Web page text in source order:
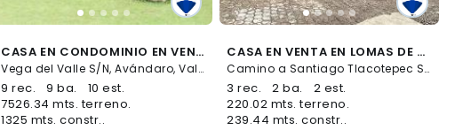
CASA EN CONDOMINIO EN VENTA - (34)
Vega del Valle S/N, Avándaro, Valle de Bravo
9 rec. 9 ba.
10 est.
7526.34 mts. terreno.
1325 mts. constr..
CASA EN VENTA EN LOMAS DE VISTA HERMOSA, COL. SANTIAGO TLACOTEPEC, TOLUCA - (34)
Camino a Santiago Tlacotepec S/N, Santiago Tlacotepec, Toluca
3 rec. 2 ba.
2 est.
220.02 mts. terreno.
239.44 mts. constr..